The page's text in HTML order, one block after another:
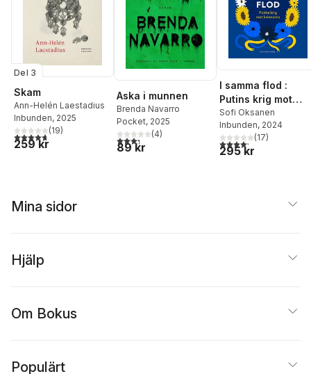
Del 3
Skam
Ann-Helén Laestadius
Inbunden, 2025
4,7utav 5 stjärnor. Totalt antal röster:
(19)
259 kr
Aska i munnen
Brenda Navarro
Pocket, 2025
3,3utav 5 stjärnor. Totalt antal röster:
(4)
89 kr
I samma flod :
Putins krig mot
kvinnorna
Sofi Oksanen
Inbunden, 2024
4,2utav 5 stjärnor.
(17)
295 kr
Mina sidor
Hjälp
Om Bokus
Populärt